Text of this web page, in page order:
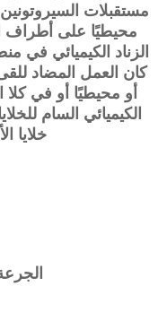
محيطيًا على أطراف
الزناد الكيميائي في
كان العمل المضاد
أو محيطيًا أو في كلا
الكيميائي السام
خلايا